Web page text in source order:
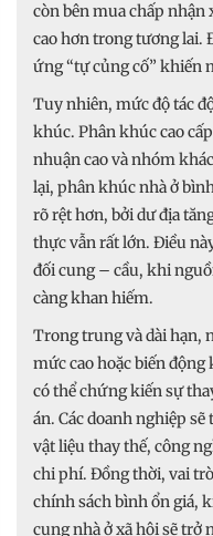
còn bên mua chấp
cao hơn trong tương lai.
ứng “tự củng cố” khiến
Tuy nhiên, mức độ tác
khúc. Phân khúc cao
nhuận cao và nhóm
lại, phân khúc nhà ở
rõ rệt hơn, bởi dư địa
thực vẫn rất lớn. Điều
đối cung – cầu, khi
càng khan hiếm.
Trong trung và dài hạn,
mức cao hoặc biến
có thể chứng kiến sự
án. Các doanh nghiệp
vật liệu thay thế, công
chi phí. Đồng thời, vai
chính sách bình ổn giá,
cung nhà ở xã hội sẽ trở